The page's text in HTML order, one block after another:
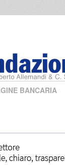
BANCARIA